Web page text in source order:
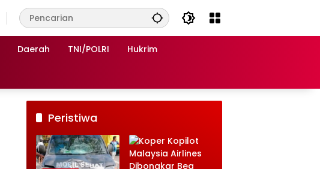
Daerah TNI/POLRI Hukrim
Peristiwa